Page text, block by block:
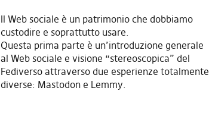
Il Web sociale è un patrimonio che dobbiamo
custodire e soprattutto usare.
Questa prima parte è un’introduzione generale
al Web sociale e visione “stereoscopica” del
Fediverso attraverso due esperienze totalmente
diverse: Mastodon e Lemmy.